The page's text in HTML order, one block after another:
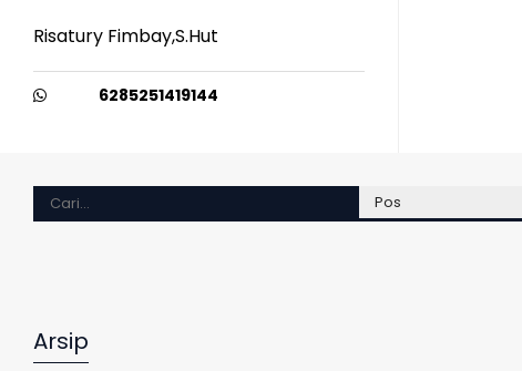
Risatury Fimbay,S.Hut
6285251419144
Arsip